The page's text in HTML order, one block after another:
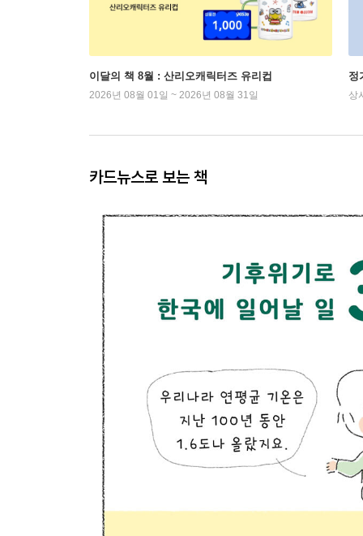
이달의 책 8월 : 산리오캐릭터즈 유리컵
2026년 08월 01일 ~ 2026년 08월 31일
정
상
카드뉴스로 보는 책